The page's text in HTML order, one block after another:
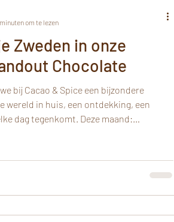
Zweden in onze
Chocolate
bij Cacao & Spice een bijzondere
wereld in huis, een ontdekking, een
dag tegenkomt. Deze maand:
minuten om te lezen